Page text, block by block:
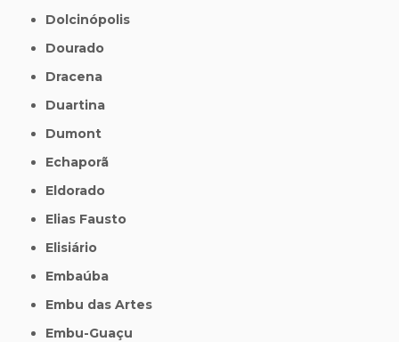
Dolcinópolis
Dourado
Dracena
Duartina
Dumont
Echaporã
Eldorado
Elias Fausto
Elisiário
Embaúba
Embu das Artes
Embu-Guaçu